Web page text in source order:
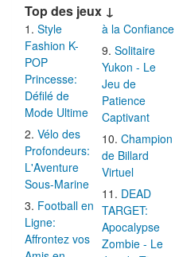
Top des jeux ↓
Style
Fashion K-
POP
Princesse:
Défilé de
Mode Ultime
Vélo des
Profondeurs:
L'Aventure
Sous-Marine
Football en
Ligne:
Affrontez vos
à la Confiance
Solitaire
Yukon - Le
Jeu de
Patience
Captivant
Champion
de Billard
Virtuel
DEAD
TARGET:
Apocalypse
Zombie - Le